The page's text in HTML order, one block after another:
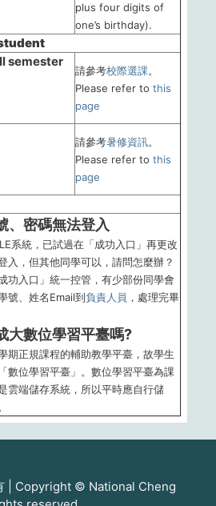
plus four digits of
one’s birthday).
semester
請參考校際選課。
Please refer to this
page
請參考暑修資訊。
Please refer to this
page
、密碼無法登入
系統，已試過在「成功入口」再更改
入，但其他同學可以，請問怎麼辦？
功入口」統一控管，有少部份同學會
號、姓名Email到負責人員 ，處理完畢
大數位學習平臺嗎?
期正規課程的輔助教學平臺，故學生
數位學習平臺」。數位學習平臺為課
雲端儲存系統，所以平時應自行儲
| Copyright © National Cheng